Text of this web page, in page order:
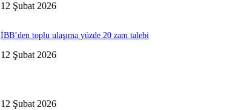
12 Şubat 2026
İBB’den toplu ulaşıma yüzde 20 zam talebi
12 Şubat 2026
12 Şubat 2026